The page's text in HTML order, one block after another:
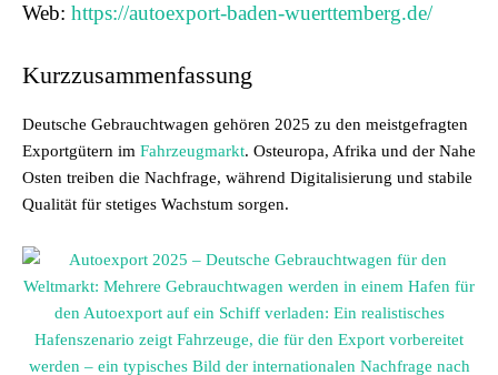
Web: https://autoexport-baden-wuerttemberg.de/
Kurzzusammenfassung
Deutsche Gebrauchtwagen gehören 2025 zu den meistgefragten
Exportgütern im Fahrzeugmarkt. Osteuropa, Afrika und der Nahe
Osten treiben die Nachfrage, während Digitalisierung und stabile
Qualität für stetiges Wachstum sorgen.